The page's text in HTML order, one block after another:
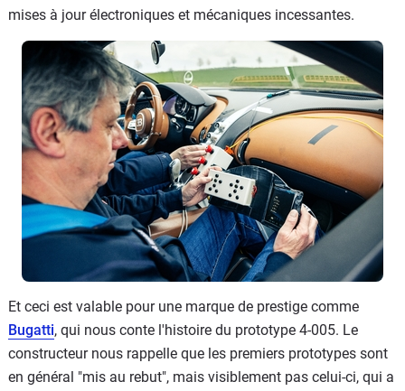
mises à jour électroniques et mécaniques incessantes.
Et ceci est valable pour une marque de prestige comme
Bugatti, qui nous conte l'histoire du prototype 4-005. Le
constructeur nous rappelle que les premiers prototypes sont
en général "mis au rebut", mais visiblement pas celui-ci, qui a